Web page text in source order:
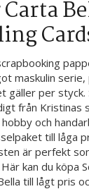
Carta
maskulin
gäller per
från Kristinas
hobby och
till låga
är perfekt
kan du köpa
till lågt pris